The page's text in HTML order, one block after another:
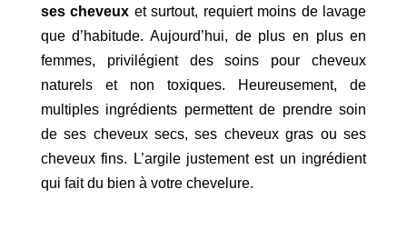
ses cheveux et surtout, requiert moins de lavage
que d’habitude. Aujourd’hui, de plus en plus en
femmes, privilégient des soins pour cheveux
naturels et non toxiques. Heureusement, de
multiples ingrédients permettent de prendre soin
de ses cheveux secs, ses cheveux gras ou ses
cheveux fins. L’argile justement est un ingrédient
qui fait du bien à votre chevelure.